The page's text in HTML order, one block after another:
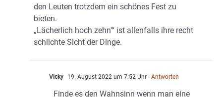
den Leuten trotzdem ein schönes Fest zu
bieten.
„Lächerlich hoch zehn'“ ist allenfalls ihre recht
schlichte Sicht der Dinge.
Vicky 19. August 2022 um 7:52 Uhr - Antworten
Finde es den Wahnsinn wenn man eine